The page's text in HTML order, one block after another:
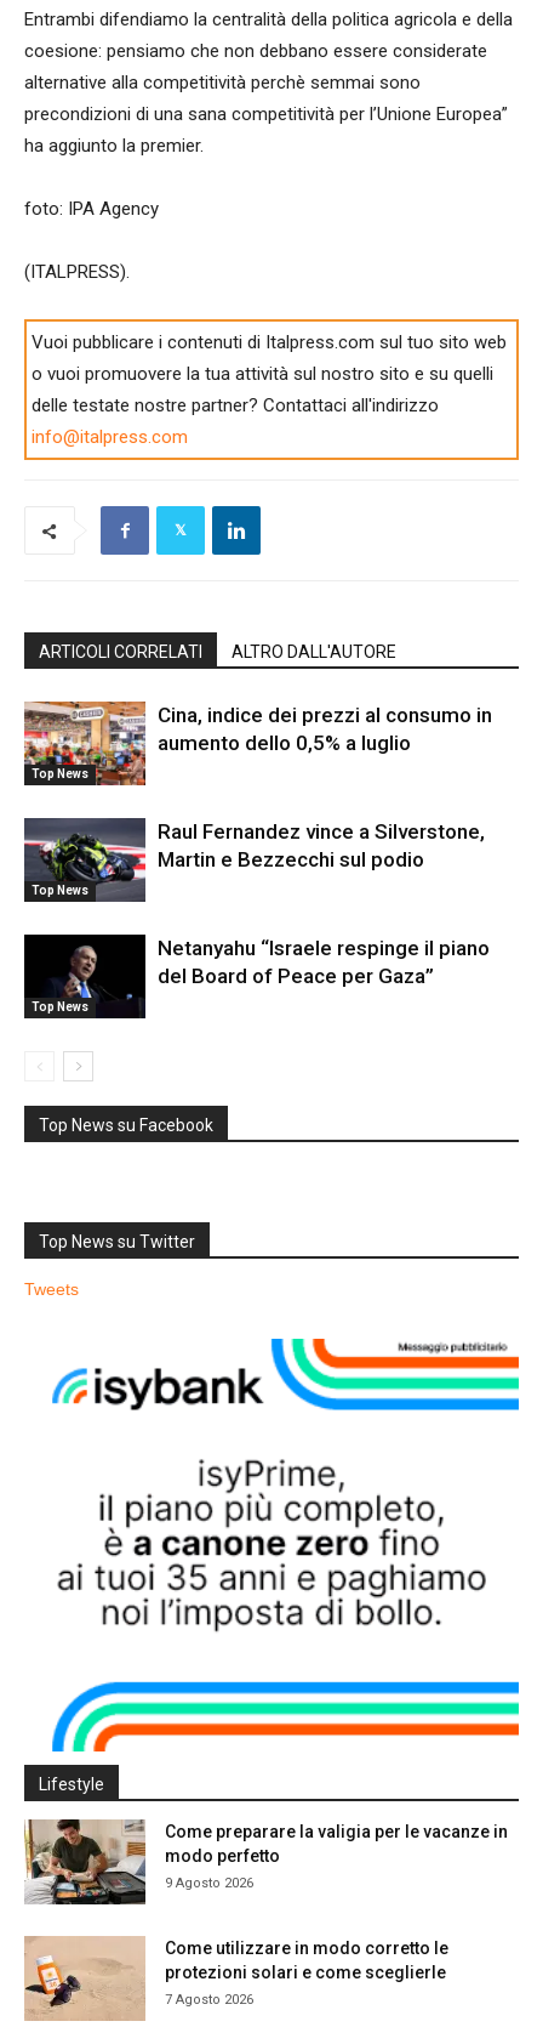
Entrambi difendiamo la centralità della politica agricola e della
coesione: pensiamo che non debbano essere considerate
alternative alla competitività perchè semmai sono
precondizioni di una sana competitività per l’Unione Europea”
ha aggiunto la premier.
foto: IPA Agency
(ITALPRESS).
Vuoi pubblicare i contenuti di Italpress.com sul tuo sito web
o vuoi promuovere la tua attività sul nostro sito e su quelli
delle testate nostre partner? Contattaci all'indirizzo
info@italpress.com
ARTICOLI CORRELATI ALTRO DALL'AUTORE
Top News
Cina, indice dei prezzi al consumo in
aumento dello 0,5% a luglio
Top News
Raul Fernandez vince a Silverstone,
Martin e Bezzecchi sul podio
Top News
Netanyahu “Israele respinge il piano
del Board of Peace per Gaza”
Top News su Facebook
Top News su Twitter
Tweets
Lifestyle
Come preparare la valigia per le vacanze in
modo perfetto
9 Agosto 2026
Come utilizzare in modo corretto le
protezioni solari e come sceglierle
7 Agosto 2026